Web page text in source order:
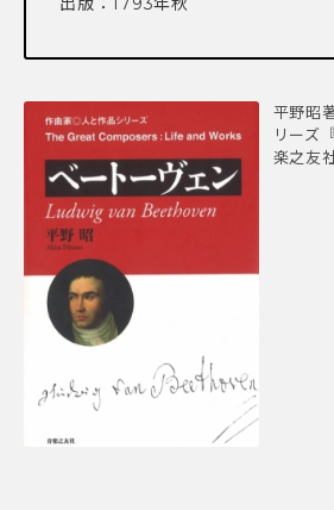
平野昭
リーズ
楽之友社